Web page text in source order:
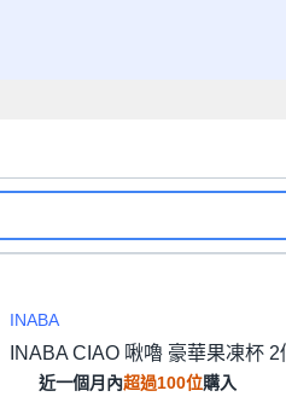
INABA
INABA CIAO 啾嚕 豪華果凍杯
近一個月內超過100位購入